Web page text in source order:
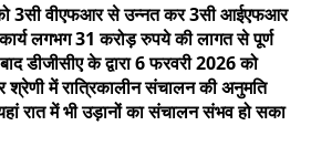
3सी वीएफआर से उन्नत कर 3सी आईएफआर
लगभग 31 करोड़ रुपये की लागत से पूर्ण
डीजीसीए के द्वारा 6 फरवरी 2026 को
में रात्रिकालीन संचालन की अनुमति
रात में भी उड़ानों का संचालन संभव हो सका